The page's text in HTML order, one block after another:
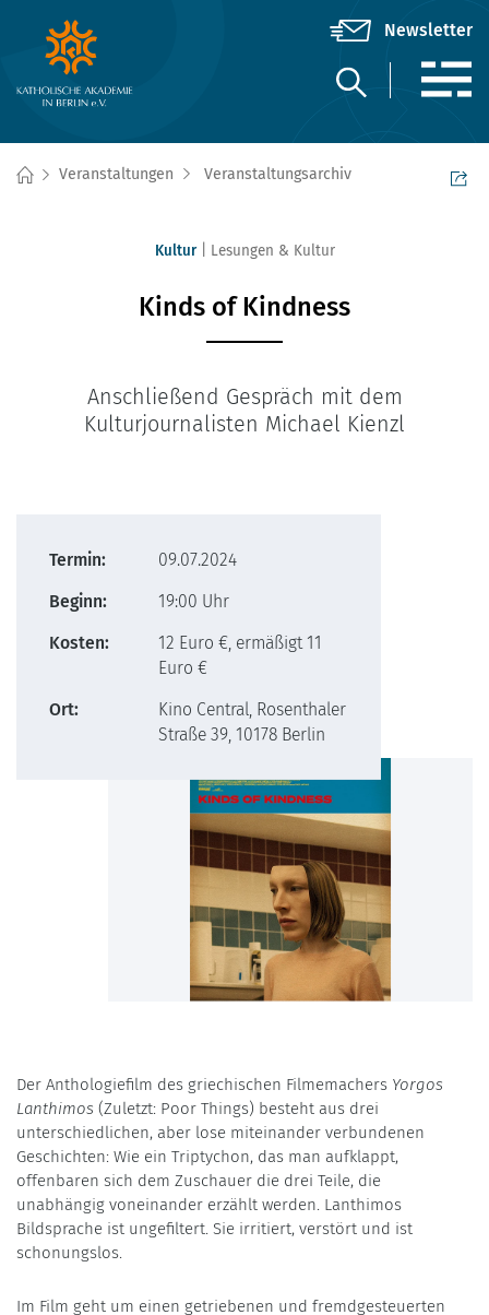
Veranstaltungen Veranstaltungsarchiv
Kultur Lesungen & Kultur
Kinds of Kindness
Anschließend Gespräch mit dem
Kulturjournalisten Michael Kienzl
Termin:
09.07.2024
Beginn:
19:00 Uhr
Kosten:
12 Euro €, ermäßigt 11
Euro €
Ort:
Kino Central, Rosenthaler
Straße 39, 10178 Berlin
Der Anthologiefilm des griechischen Filmemachers Yorgos
Lanthimos (Zuletzt: Poor Things) besteht aus drei
unterschiedlichen, aber lose miteinander verbundenen
Geschichten: Wie ein Triptychon, das man aufklappt,
offenbaren sich dem Zuschauer die drei Teile, die
unabhängig voneinander erzählt werden. Lanthimos
Bildsprache ist ungefiltert. Sie irritiert, verstört und ist
schonungslos.
Im Film geht um einen getriebenen und fremdgesteuerten